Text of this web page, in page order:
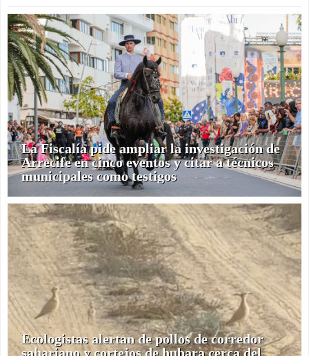
La Fiscalía pide ampliar la investigación de
Arrecife en cinco eventos y citar a técnicos
municipales como testigos
Ecologistas alertan de pollos de corredor
sahariano y cortejos de hubara cerca del